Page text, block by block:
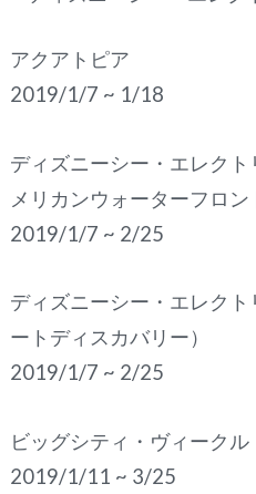
アクアトピア
2019/1/7 ~ 1/18
ディズニーシー・エレク
メリカンウォーターフロン
2019/1/7 ~ 2/25
ディズニーシー・エレク
ートディスカバリー）
2019/1/7 ~ 2/25
ビッグシティ・ヴィークル
2019/1/11 ~ 3/25